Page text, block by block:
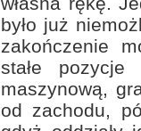
było już
zakończenie
stałe pozycje
maszynową,
od zachodu,